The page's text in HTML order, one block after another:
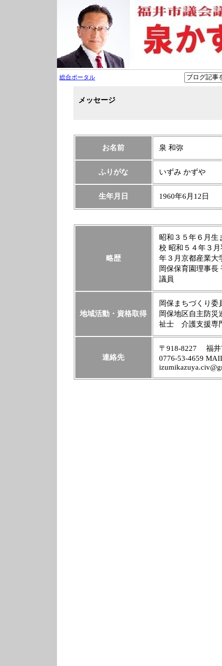
総合ポータル
メッセージ
お名前 泉 和弥
ふりがな いずみ かずや
生年月日 1960年6月12日
略歴
昭和３５年６月生
校 昭和５４年３
年３月京都産業
岡保保育園理事
議員
地域活動・資格取得
岡保まちづくり委
岡保地区自主防
祉士 介護支援専
連絡先
〒918-8227 福井
0776-53-4659